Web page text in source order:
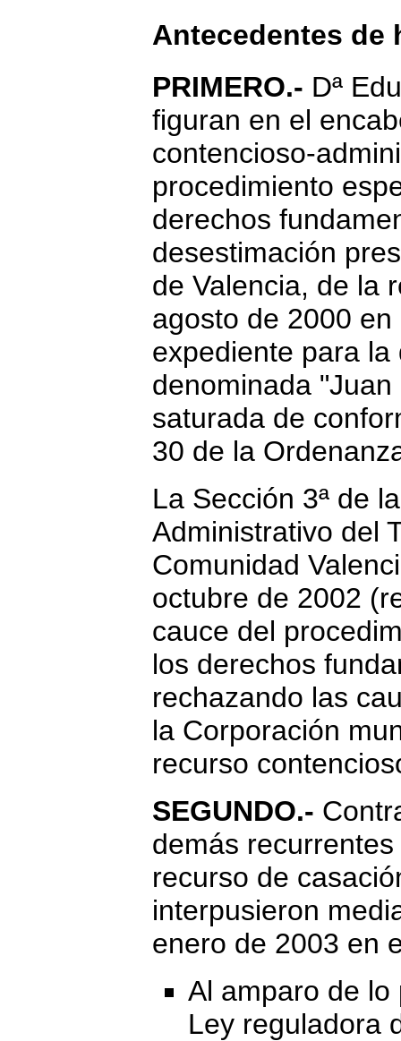
Antecedentes de
PRIMERO.- Dª
figuran en el
contencioso-
procedimiento
derechos
desestimación
de Valencia, de la
agosto de 2000
expediente para
denominada
saturada de
30 de la
La Sección 3ª de
Administrativo del
Comunidad
octubre de 2002
cauce del
los derechos
rechazando las
la Corporación
recurso
SEGUNDO.-
demás
recurso de
interpusieron
enero de 2003 en
Al amparo de
Ley reguladora